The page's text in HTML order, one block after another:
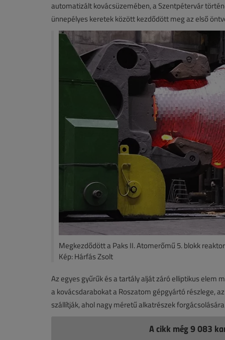
automatizált kovácsüzemében, a Szentpétervár
ünnepélyes keretek között kezdődött meg az első
Megkezdődött a Paks II. Atomerőmű 5. blokk
Kép: Hárfás Zsolt
Az egyes gyűrűk és a tartály alját záró elliptikus elem
a kovácsdarabokat a Roszatom gépgyártó részlege,
szállítják, ahol nagy méretű alkatrészek
A cikk még 9 083